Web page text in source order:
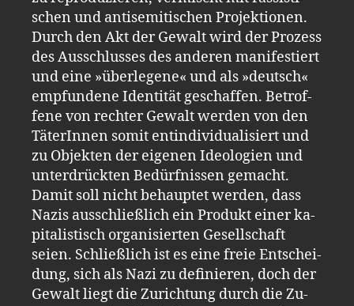
schen und an­ti­se­mi­ti­schen Pro­jek­tio­nen.
Durch den Akt der Ge­walt wird der Pro­zess
des Aus­schlus­ses des an­de­ren ma­ni­fes­tiert
und eine »über­le­ge­ne« und als »deutsch«
emp­fun­de­ne Iden­ti­tät ge­schaf­fen. Be­trof­
fe­ne von rech­ter Ge­walt wer­den von den
Tä­te­rIn­nen somit ent­in­di­vi­dua­li­siert und
zu Ob­jek­ten der ei­ge­nen Ideo­lo­gi­en und
un­ter­drück­ten Be­dürf­nis­sen ge­macht.
Damit soll nicht be­haup­tet wer­den, dass
Nazis aus­schließ­lich ein Pro­dukt einer ka­
pi­ta­lis­tisch or­ga­ni­sier­ten Ge­sell­schaft
seien. Schließ­lich ist es eine freie Ent­schei­
dung, sich als Nazi zu de­fi­nie­ren, doch der
Ge­walt liegt die Zu­rich­tung durch die Zu­